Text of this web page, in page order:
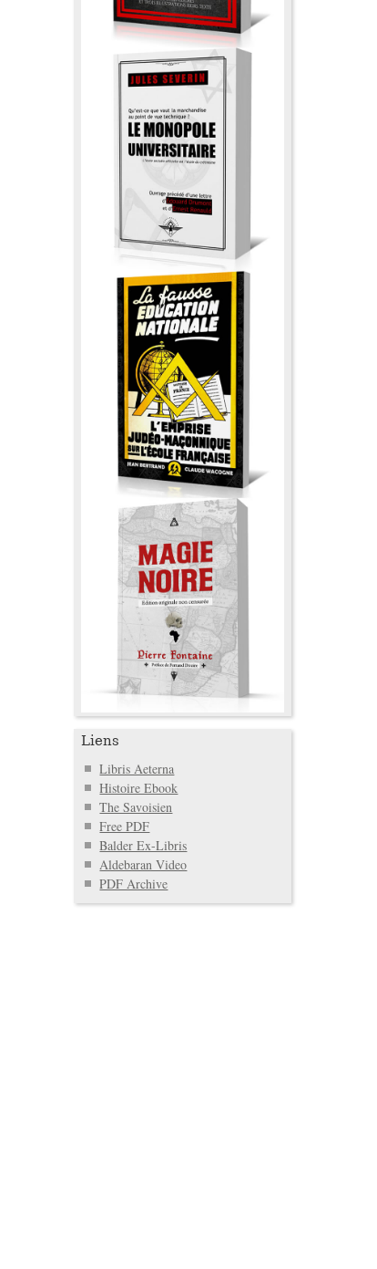
Liens
Libris Aeterna
Histoire Ebook
The Savoisien
Free PDF
Balder Ex-Libris
Aldebaran Video
PDF Archive